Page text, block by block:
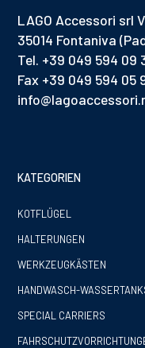
LAGO Accessori srl
35014 Fontaniva
Tel. +39 049 594 09
Fax +39 049 594 05
KATEGORIEN
KOTFLÜGEL
HALTERUNGEN
WERKZEUGKÄSTEN
HANDWASCH-
SPECIAL CARRIERS